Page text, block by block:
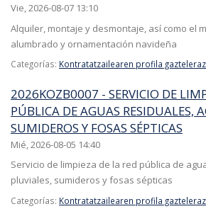
Vie, 2026-08-07 13:10
Alquiler, montaje y desmontaje, así como el
alumbrado y ornamentación navideña
Categorías: Kontratatzailearen profila gazteleraz
2026KOZB0007 - SERVICIO DE
PÚBLICA DE AGUAS RESIDUALES,
SUMIDEROS Y FOSAS SÉPTICAS
Mié, 2026-08-05 14:40
Servicio de limpieza de la red pública de
pluviales, sumideros y fosas sépticas
Categorías: Kontratatzailearen profila gazteleraz